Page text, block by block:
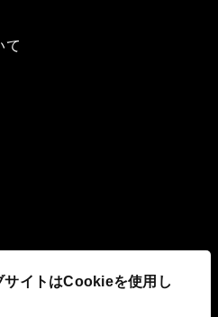
サイトはCookieを使用し
て
み